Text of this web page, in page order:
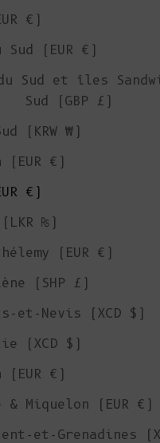
€)
(EUR €)
Sud et îles
Sud (GBP £)
(KRW ₩)
(EUR €)
€)
₨)
(EUR €)
(SHP £)
et-Nevis (XCD $)
(XCD $)
€)
Miquelon (EUR €)
et-Grenadines